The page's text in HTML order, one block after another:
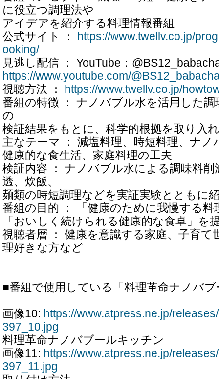
に役立つ調理法や
アイデアを紹介する料理情報番組
公式サイト ：
https://www.twellv.co.jp/
ooking/
見逃し配信 ： YouTube：
https://www.youtube.com/
視聴方法 ：
https://www.twellv.co.jp/
番組の特徴 ： ナノバブル水を活用した調
の
検証結果をもとに、科学的根拠を取り入
主なテーマ ： 減塩料理、時短料理、ナノ
健康的な食生活、家庭料理の工夫
検証内容 ： ナノバブル水による調味料
透、炊飯、
麺類の時短調理などを実証実験とともに
番組の目的 ： 「健康のために我慢する料
「おいしく続けられる健康的な食卓」を
視聴者層 ： 健康を意識する家庭、子育て
理好きな方など
■番組で使用している「料理革命ナノバ
画像10: https://www.atpress.ne.jp/
397_10.jpg
料理革命ナノバブールキッチン
画像11: https://www.atpress.ne.jp/
397_11.jpg